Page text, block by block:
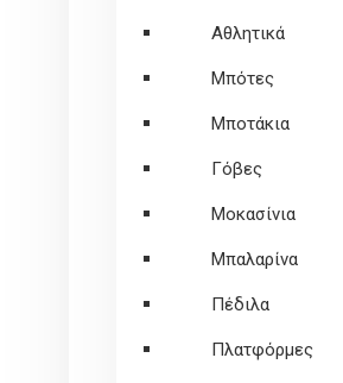
Αθλητικά
Μπότες
Μποτάκια
Γόβες
Μοκασίνια
Μπαλαρίνα
Πέδιλα
Πλατφόρμες